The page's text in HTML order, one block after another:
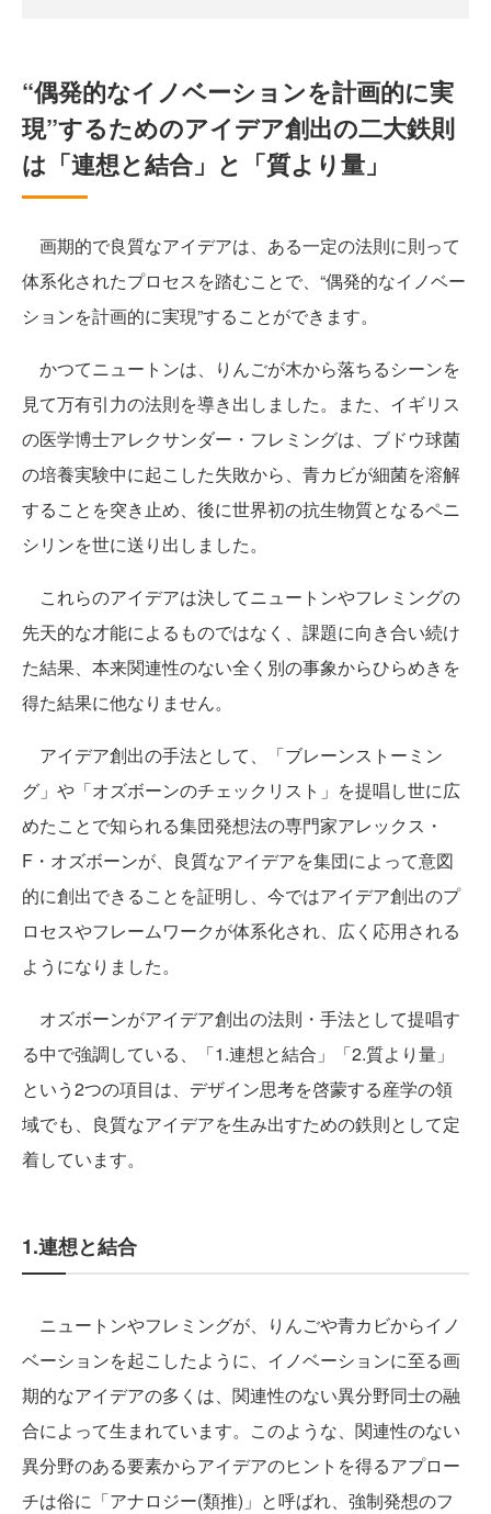
“偶発的なイノベーションを計画的に実
現”するためのアイデア創出の二大鉄則
は「連想と結合」と「質より量」
画期的で良質なアイデアは、ある一定の法則に則って
体系化されたプロセスを踏むことで、“偶発的なイノベー
ションを計画的に実現”することができます。
かつてニュートンは、りんごが木から落ちるシーンを
見て万有引力の法則を導き出しました。また、イギリス
の医学博士アレクサンダー・フレミングは、ブドウ球菌
の培養実験中に起こした失敗から、青カビが細菌を溶解
することを突き止め、後に世界初の抗生物質となるペニ
シリンを世に送り出しました。
これらのアイデアは決してニュートンやフレミングの
先天的な才能によるものではなく、課題に向き合い続け
た結果、本来関連性のない全く別の事象からひらめきを
得た結果に他なりません。
アイデア創出の手法として、「ブレーンストーミン
グ」や「オズボーンのチェックリスト」を提唱し世に広
めたことで知られる集団発想法の専門家アレックス・
F・オズボーンが、良質なアイデアを集団によって意図
的に創出できることを証明し、今ではアイデア創出のプ
ロセスやフレームワークが体系化され、広く応用される
ようになりました。
オズボーンがアイデア創出の法則・手法として提唱す
る中で強調している、「1.連想と結合」「2.質より量」
という2つの項目は、デザイン思考を啓蒙する産学の領
域でも、良質なアイデアを生み出すための鉄則として定
着しています。
1.連想と結合
ニュートンやフレミングが、りんごや青カビからイノ
ベーションを起こしたように、イノベーションに至る画
期的なアイデアの多くは、関連性のない異分野同士の融
合によって生まれています。このような、関連性のない
異分野のある要素からアイデアのヒントを得るアプロー
チは俗に「アナロジー(類推)」と呼ばれ、強制発想のフ